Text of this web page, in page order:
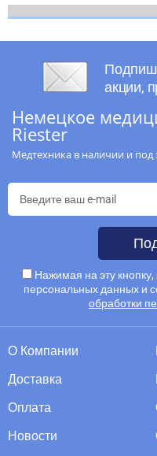
акции,
Немецкое
Riester
Медтехника в наличии и под
Нажимая на эту
персональных данных и
обработки
О Компании
Доставка
Оплата
Новости